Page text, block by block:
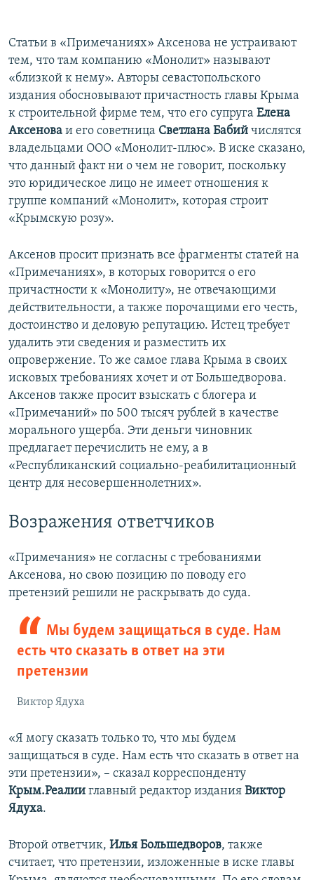
Статьи в «Примечаниях» Аксенова не устраивают
тем, что там компанию «Монолит» называют
«близкой к нему». Авторы севастопольского
издания обосновывают причастность главы Крыма
к строительной фирме тем, что его супруга Елена
Аксенова и его советница Светлана Бабий числятся
владельцами ООО «Монолит-плюс». В иске сказано,
что данный факт ни о чем не говорит, поскольку
это юридическое лицо не имеет отношения к
группе компаний «Монолит», которая строит
«Крымскую розу».
Аксенов просит признать все фрагменты статей на
«Примечаниях», в которых говорится о его
причастности к «Монолиту», не отвечающими
действительности, а также порочащими его честь,
достоинство и деловую репутацию. Истец требует
удалить эти сведения и разместить их
опровержение. То же самое глава Крыма в своих
исковых требованиях хочет и от Большедворова.
Аксенов также просит взыскать с блогера и
«Примечаний» по 500 тысяч рублей в качестве
морального ущерба. Эти деньги чиновник
предлагает перечислить не ему, а в
«Республиканский социально-реабилитационный
центр для несовершеннолетних».
Возражения ответчиков
«Примечания» не согласны с требованиями
Аксенова, но свою позицию по поводу его
претензий решили не раскрывать до суда.
Мы будем защищаться в суде. Нам
есть что сказать в ответ на эти
претензии
Виктор Ядуха
«Я могу сказать только то, что мы будем
защищаться в суде. Нам есть что сказать в ответ на
эти претензии», – сказал корреспонденту
Крым.Реалии главный редактор издания Виктор
Ядуха.
Второй ответчик, Илья Большедворов, также
считает, что претензии, изложенные в иске главы